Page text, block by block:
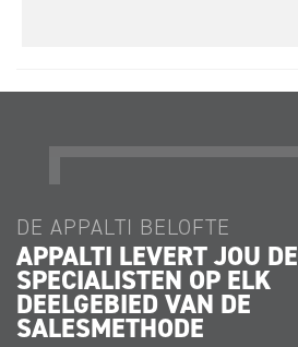
DE APPALTI BELOFTE
APPALTI LEVERT JOU
SPECIALISTEN OP ELK
DEELGEBIED VAN DE
SALESMETHODE